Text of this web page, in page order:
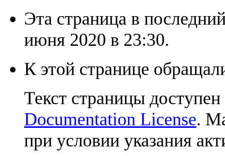
Эта страница в
июня 2020 в 23:30.
К этой странице
Текст страницы
Documentation License.
при условии указания